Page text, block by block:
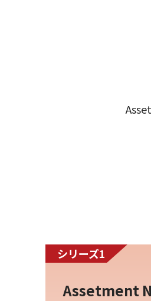
シリーズ1
Assetment